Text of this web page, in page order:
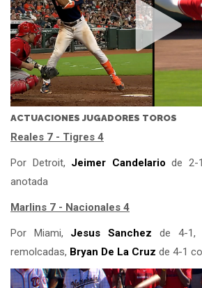
ACTUACIONES JUGADORES TOROS
Reales 7 - Tigres 4
Por Detroit, Jeimer Candelario de 2-
anotada
Marlins 7 - Nacionales 4
Por Miami, Jesus Sanchez de 4-1,
remolcadas, Bryan De La Cruz de 4-1